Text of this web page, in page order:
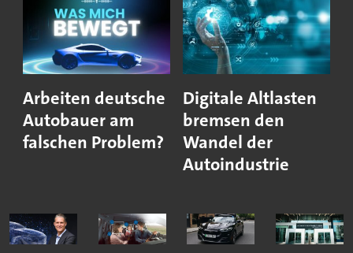
Arbeiten deutsche
Autobauer am
falschen Problem?
Digitale Altlasten
bremsen den
Wandel der
Autoindustrie